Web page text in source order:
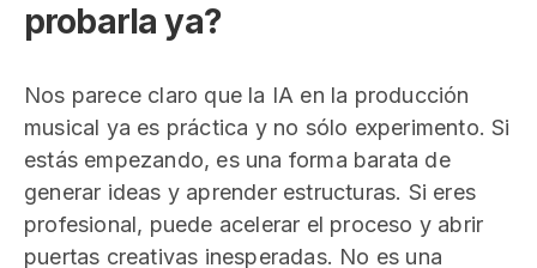
probarla ya?
Nos parece claro que la IA en la producción
musical ya es práctica y no sólo experimento. Si
estás empezando, es una forma barata de
generar ideas y aprender estructuras. Si eres
profesional, puede acelerar el proceso y abrir
puertas creativas inesperadas. No es una